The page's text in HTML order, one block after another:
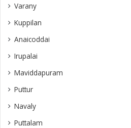
Varany
Kuppilan
Anaicoddai
Irupalai
Maviddapuram
Puttur
Navaly
Puttalam